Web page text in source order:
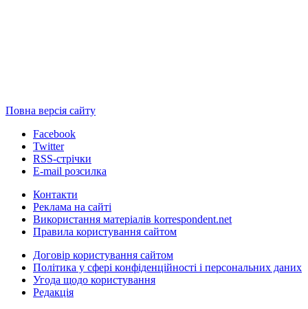
Повна версія сайту
Facebook
Twitter
RSS-стрічки
E-mail розсилка
Контакти
Реклама на сайті
Використання матеріалів korrespondent.net
Правила користування сайтом
Договір користування сайтом
Політика у сфері конфіденційності і персональних даних
Угода щодо користування
Редакція